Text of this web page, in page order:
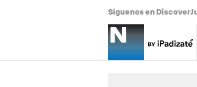
Síguenos en Discover